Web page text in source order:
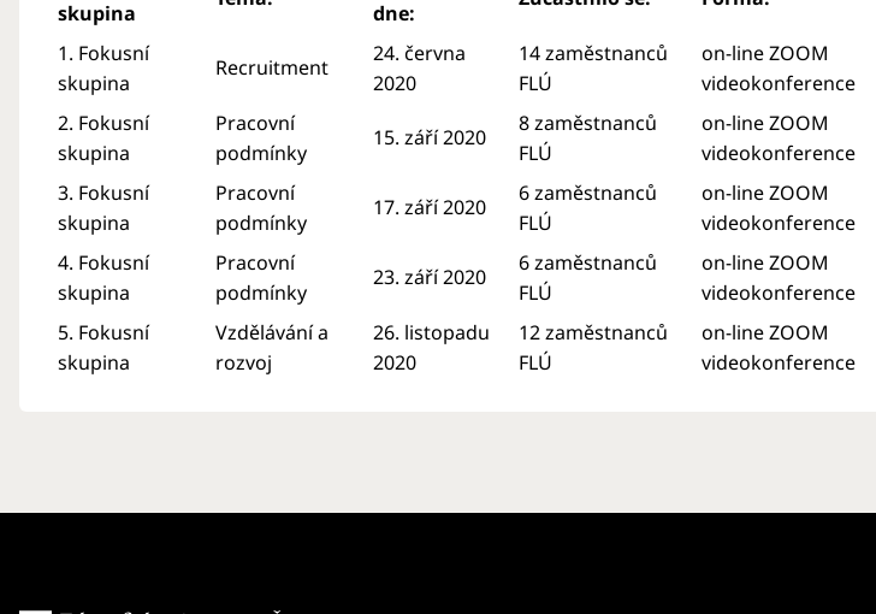
skupina
dne:
1. Fokusní
skupina
Recruitment
24. června
2020
14 zaměstnanců
FLÚ
on-line ZOOM
videokonference
2. Fokusní
skupina
Pracovní
podmínky
15. září 2020
8 zaměstnanců
FLÚ
on-line ZOOM
videokonference
3. Fokusní
skupina
Pracovní
podmínky
17. září 2020
6 zaměstnanců
FLÚ
on-line ZOOM
videokonference
4. Fokusní
skupina
Pracovní
podmínky
23. září 2020
6 zaměstnanců
FLÚ
on-line ZOOM
videokonference
5. Fokusní
skupina
Vzdělávání a
rozvoj
26. listopadu
2020
12 zaměstnanců
FLÚ
on-line ZOOM
videokonference